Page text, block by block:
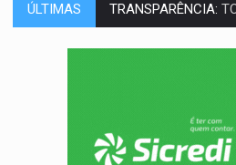
ÚLTIMAS ELAS DECIDEM:
NO CARRO:Homem é
Pai do
Motorista de
LAZER:Seis lugares